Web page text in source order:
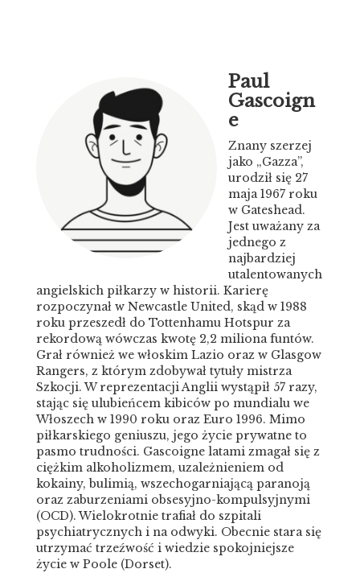
Paul
Gascoign
e
Znany szerzej
jako „Gazza”,
urodził się 27
maja 1967 roku
w Gateshead.
Jest uważany za
jednego z
najbardziej
utalentowanych
angielskich piłkarzy w historii. Karierę
rozpoczynał w Newcastle United, skąd w 1988
roku przeszedł do Tottenhamu Hotspur za
rekordową wówczas kwotę 2,2 miliona funtów.
Grał również we włoskim Lazio oraz w Glasgow
Rangers, z którym zdobywał tytuły mistrza
Szkocji. W reprezentacji Anglii wystąpił 57 razy,
stając się ulubieńcem kibiców po mundialu we
Włoszech w 1990 roku oraz Euro 1996. Mimo
piłkarskiego geniuszu, jego życie prywatne to
pasmo trudności. Gascoigne latami zmagał się z
ciężkim alkoholizmem, uzależnieniem od
kokainy, bulimią, wszechogarniającą paranoją
oraz zaburzeniami obsesyjno-kompulsyjnymi
(OCD). Wielokrotnie trafiał do szpitali
psychiatrycznych i na odwyki. Obecnie stara się
utrzymać trzeźwość i wiedzie spokojniejsze
życie w Poole (Dorset).